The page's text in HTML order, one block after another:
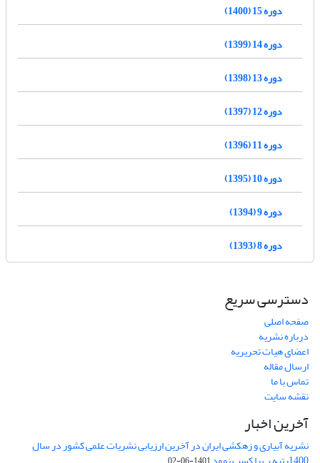
دوره 15 (1400)
دوره 14 (1399)
دوره 13 (1398)
دوره 12 (1397)
دوره 11 (1396)
دوره 10 (1395)
دوره 9 (1394)
دوره 8 (1393)
دسترسی سریع
صفحه اصلی
درباره نشریه
اعضای هیات تحریریه
ارسال مقاله
تماس با ما
نقشه سایت
آخرین اخبار
نشریه آبیاری و زهکشی ایران در آخرین ارزیابی نشریات علمی کشور در سال